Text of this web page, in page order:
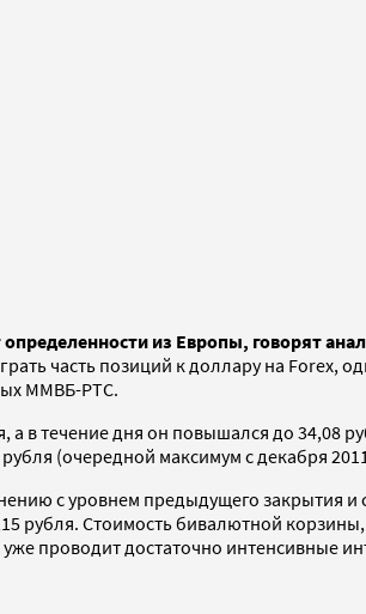
из Европы, говорят
часть позиций к доллару на Forex,
ММВБ-РТС.
а в течение дня он повышался до 34,08
(очередной максимум с декабря
с уровнем предыдущего закрытия
рубля. Стоимость бивалютной
проводит достаточно интенсивные